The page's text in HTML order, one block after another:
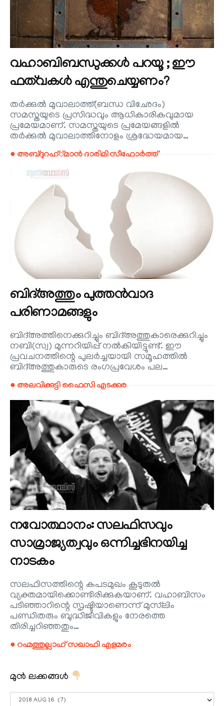
വഹാബിബന്ധുക്കൾ പറയൂ ; ഈ
ഫത്‌വകൾ എന്തുചെയ്യണം?
തർക്കുൽ മുവാലാത്ത്(ബന്ധ വിഛേദം)
സമസ്തയുടെ പ്രസിദ്ധവും ആധികാരികവുമായ
പ്രമേയമാണ്. സമസ്തയുടെ പ്രമേയങ്ങളിൽ
തർക്കുൽ മുവാലാത്തിനോളം ശ്രദ്ധേയമായ…
● അബ്ദുറഹ്്മാൻ ദാരിമി സീഫോർത്ത്
ബിദ്അത്തും പുത്തൻവാദ
പരിണാമങ്ങളും
ബിദ്അത്തിനെക്കുറിച്ചും ബിദ്അത്തുകാരെക്കുറിച്ചും
നബി(സ്വ) മുന്നറിയിപ്പ് നൽകിയിട്ടുണ്ട്. ഈ
പ്രവചനത്തിന്റെ പുലർച്ചയായി സമൂഹത്തിൽ
ബിദ്അത്തുകാരുടെ രംഗപ്രവേശം പല…
● അലവിക്കുട്ടി ഫൈസി എടക്കര
നവോത്ഥാനം: സലഫിസവും
സാമ്രാജ്യത്വവും ഒന്നിച്ചഭിനയിച്ച
നാടകം
സലഫിസത്തിന്റെ കപടമുഖം കൂടുതൽ
വ്യക്തമായിക്കൊണ്ടിരിക്കുകയാണ്. വഹാബിസം
പടിഞ്ഞാറിന്റെ സൃഷ്ടിയാണെന്ന് മുസ്‌ലിം
പണ്ഡിതരും ബുദ്ധിജീവികളും നേരത്തെ
തിരിച്ചറിഞ്ഞതും…
● റഹ്മത്തുല്ലാഹ് സഖാഫി എളമരം
മുൻ ലക്കങ്ങൾ